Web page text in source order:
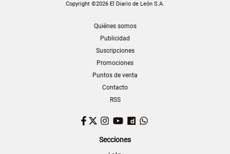
Copyright ©2026 El Diario de León S.A.
Quiénes somos
Publicidad
Suscripciones
Promociones
Puntos de venta
Contacto
RSS
Facebook
TwitterInstagram
YouTubeDailymotion
Secciones